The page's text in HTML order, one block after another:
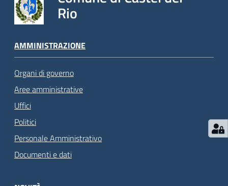
Rio
AMMINISTRAZIONE
Organi di governo
Aree amministrative
Uffici
Politici
Personale Amministrativo
Documenti e dati